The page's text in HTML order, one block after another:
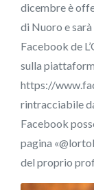
dicembre è
di Nuoro e
Facebook de
sulla
https://
rintracciabile
Facebook
pagina
del proprio